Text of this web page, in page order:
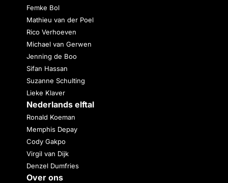
Femke Bol
Mathieu van der Poel
Rico Verhoeven
Michael van Gerwen
Jenning de Boo
Sifan Hassan
Suzanne Schulting
Lieke Klaver
Nederlands elftal
Ronald Koeman
Memphis Depay
Cody Gakpo
Virgil van Dijk
Denzel Dumfries
Over ons